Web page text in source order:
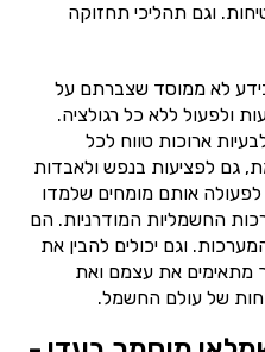
וגם תהליכי תחזוקה
לא ממוסד שצברתם על
ולפעול ללא כל רגולציה.
ארוכות טווח לכל
גם לפציעות בנפש ולאבדות
לפעולה אותם מומחים שלמדו
החשמליות המודרניות. הם
וגם יכולים להבין את
מתאימים את עצמם ואת
של עולם החשמל.